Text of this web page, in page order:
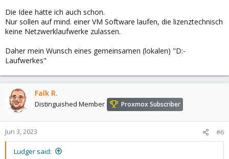
Die Idee hatte ich auch schon.
Nur sollen auf mind. einer VM Software laufen, die lizenztechnisch
keine Netzwerklaufwerke zulassen.
Daher mein Wunsch eines gemeinsamen (lokalen) "D:-
Laufwerkes"
Falk R.
Distinguished Member Proxmox Subscriber
Jun 3, 2023 #6
Ludger said: